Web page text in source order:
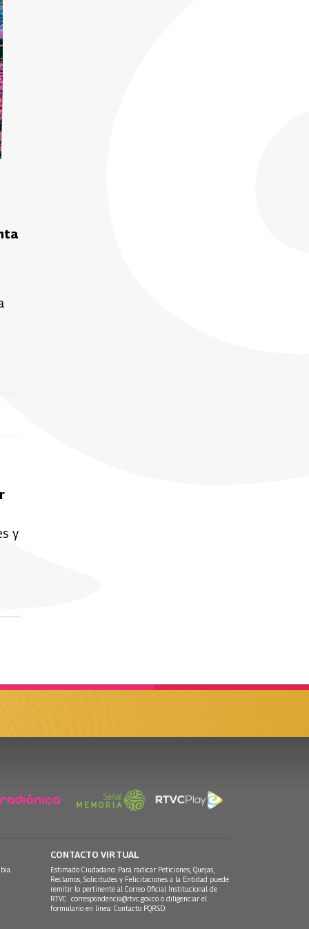
y
CONTACTO VIRTUAL
Estimado Ciudadano: Para radicar Peticiones, Quejas,
Reclamos, Solicitudes y Felicitaciones a la Entidad puede
remitir lo pertinente al Correo Oficial Institucional de
RTVC correspondencia@rtvc.gov.co o diligenciar el
formulario en línea: Contacto PQRSD.